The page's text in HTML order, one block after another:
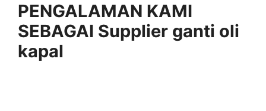
PENGALAMAN KAMI
SEBAGAI Supplier ganti oli
kapal